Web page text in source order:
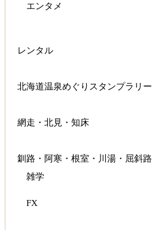
エンタメ
レンタル
北海道温泉めぐりスタンプラリー
網走・北見・知床
釧路・阿寒・根室・川湯・屈斜路
雑学
FX